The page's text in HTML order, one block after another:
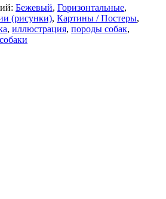
Бежевый, Горизонтальные,
(рисунки), Картины / Постеры,
, иллюстрация, породы собак,
собаки